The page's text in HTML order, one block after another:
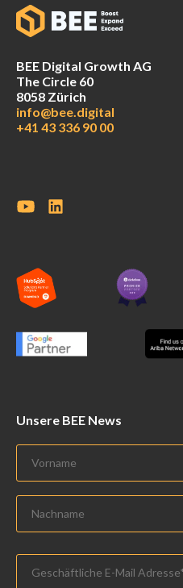
BEE Digital Growth AG
The Circle 60
8058 Zürich
info@bee.digital
+41 43 336 90 00
Unsere BEE News